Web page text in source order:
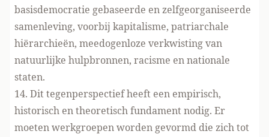
basisdemocratie gebaseerde en zelfgeorganiseerde
samenleving, voorbij kapitalisme, patriarchale
hiërarchieën, meedogenloze verkwisting van
natuurlijke hulpbronnen, racisme en nationale
staten.
14. Dit tegenperspectief heeft een empirisch,
historisch en theoretisch fundament nodig. Er
moeten werkgroepen worden gevormd die zich tot